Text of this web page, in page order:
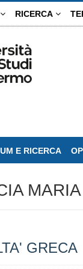
RICERCA
E RICERCA
GRECA